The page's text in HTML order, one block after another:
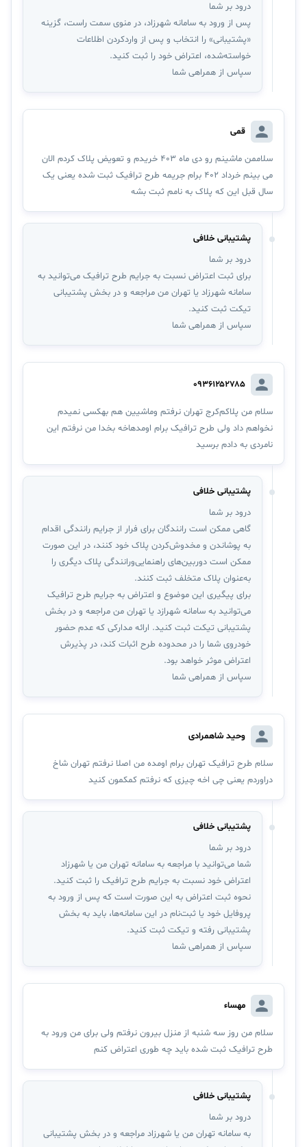
درود بر شما
پس از ورود به سامانه شهرزاد، در منوی سمت راست، گزینه
«پشتیبانی» را انتخاب و پس از واردکردن اطلاعات
خواسته‌شده، اعتراض خود را ثبت کنید.
سپاس از همراهی شما
قمی
سلاممن ماشینم رو دی ماه ۴۰۳ خریدم و تعویض پلاک کردم الان
می بینم خرداد ۴۰۲ برام جریمه طرح ترافیک ثبت شده یعنی یک
سال قبل این که پلاک به نامم ثبت بشه
پشتیبانی خلافی
درود بر شما
برای ثبت اعتراض نسبت به جرایم طرح ترافیک می‌توانید به
سامانه شهرزاد یا تهران من مراجعه و در بخش پشتیبانی
تیکت ثبت کنید.
سپاس از همراهی شما
۰۹۳۶۱۲۵۲۷۸۵
سلام من پلاکم‌کرج تهران نرفتم وماشیین هم بهکسی نمیدم
نخواهم داد ولی طرح ترافیک برام اومدهاخه بخدا من نرفتم این
نامردی به دادم برسید
پشتیبانی خلافی
درود بر شما
گاهی ممکن است رانندگان برای فرار از جرایم رانندگی اقدام
به پوشاندن و مخدوش‌کردن پلاک خود کنند، در این صورت
ممکن است دوربین‌های راهنمایی‌ورانندگی پلاک دیگری را
به‌عنوان پلاک متخلف ثبت کنند.
برای پیگیری این موضوع و اعتراض به جرایم طرح ترافیک
می‌توانید به سامانه شهرازد یا تهران من مراجعه و در بخش
پشتیبانی تیکت ثبت کنید. ارائه مدارکی که عدم حضور
خودروی شما را در محدوده طرح اثبات کند، در پذیرش
اعتراض موثر خواهد بود.
سپاس از همراهی شما
وحید شاهمرادی
سلام طرح ترافیک تهران برام اومده من اصلا نرفتم تهران شاخ
دراوردم یعنی چی اخه چیزی که نرفتم کمکمون کنید
پشتیبانی خلافی
درود بر شما
شما می‌توانید با مراجعه به سامانه تهران من یا شهرزاد
اعتراض خود نسبت به جرایم طرح ترافیک را ثبت کنید.
نحوه ثبت اعتراض به این صورت است که پس از ورود به
پروفایل خود یا ثبت‌نام در این سامانه‌ها، باید به بخش
پشتیبانی رفته و تیکت ثبت کنید.
سپاس از همراهی شما
مهساء
سلام من روز سه شنبه از منزل بیرون نرفتم ولی برای من ورود به
طرح ترافیک ثبت شده باید چه طوری اعتراض کنم
پشتیبانی خلافی
درود بر شما
به سامانه تهران من یا شهرزاد مراجعه و در بخش پشتیبانی